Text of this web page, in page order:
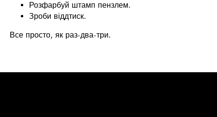
Розфарбуй штамп пензлем.
Зроби віддтиск.
Все просто, як раз-два-три.